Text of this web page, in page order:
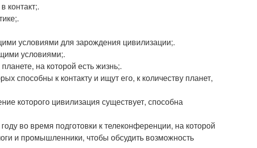
контакт;.
условиями для зарождения цивилизации;.
условиями;.
на которой есть жизнь;.
способны к контакту и ищут его, к количеству планет,
которого цивилизация существует, способна
во время подготовки к телеконференции, на которой
и промышленники, чтобы обсудить возможность